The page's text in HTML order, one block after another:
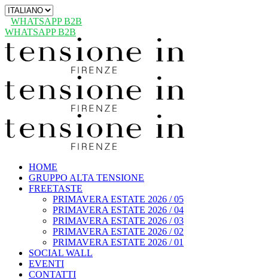
Scegli
una
lingua
WHATSAPP B2B
WHATSAPP B2B
HOME
GRUPPO ALTA TENSIONE
FREETASTE
PRIMAVERA ESTATE 2026 / 05
PRIMAVERA ESTATE 2026 / 04
PRIMAVERA ESTATE 2026 / 03
PRIMAVERA ESTATE 2026 / 02
PRIMAVERA ESTATE 2026 / 01
SOCIAL WALL
EVENTI
CONTATTI